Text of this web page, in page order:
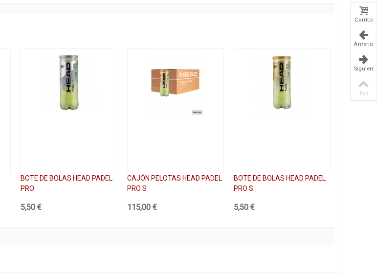
BOTE DE BOLAS HEAD PADEL
PRO
5,50 €
CAJÓN PELOTAS HEAD PADEL
PRO S
115,00 €
BOTE DE BOLAS HEAD PADEL
PRO S
5,50 €
Carrito
Anterior
Top